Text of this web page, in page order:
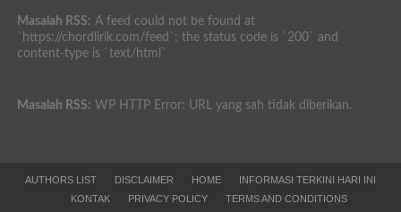
Masalah RSS: A feed could not be found at
`https://chordlirik.com/feed`; the status code is `200` and
content-type is `text/html`
Masalah RSS: WP HTTP Error: URL yang sah tidak diberikan.
AUTHORS LIST DISCLAIMER HOME
INFORMASI TERKINI HARI INI
KONTAK
PRIVACY POLICY TERMS AND CONDITIONS